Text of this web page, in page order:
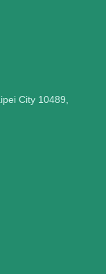
City 10489,